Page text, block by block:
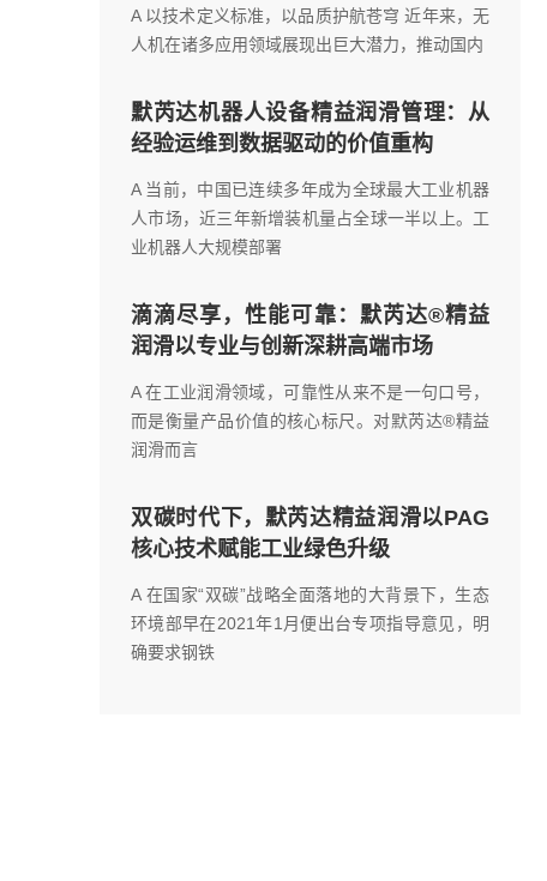
A 以技术定义标准，以品质护航苍穹 近年来，无
人机在诸多应用领域展现出巨大潜力，推动国内
默芮达机器人设备精益润滑管理：从
经验运维到数据驱动的价值重构
A 当前，中国已连续多年成为全球最大工业机器
人市场，近三年新增装机量占全球一半以上。工
业机器人大规模部署
滴滴尽享，性能可靠：默芮达®精益
润滑以专业与创新深耕高端市场
A 在工业润滑领域，可靠性从来不是一句口号，
而是衡量产品价值的核心标尺。对默芮达®精益
润滑而言
双碳时代下，默芮达精益润滑以PAG
核心技术赋能工业绿色升级
A 在国家“双碳”战略全面落地的大背景下，生态
环境部早在2021年1月便出台专项指导意见，明
确要求钢铁